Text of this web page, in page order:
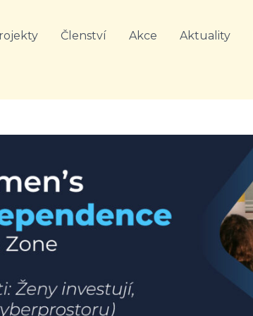
Členství Akce Aktuality